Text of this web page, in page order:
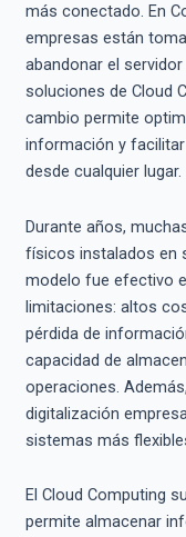
más conectado. En
empresas están
abandonar el
soluciones de Cloud
cambio permite
información y
desde cualquier lugar.
Durante años,
físicos instalados en
modelo fue efectivo
limitaciones: altos
pérdida de
capacidad de
operaciones.
digitalización
sistemas más
El Cloud Computing
permite almacenar